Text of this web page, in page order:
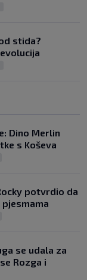
stida?
Dino Merlin
s Koševa
potvrdio da
pjesmama
se udala za
Rozga i